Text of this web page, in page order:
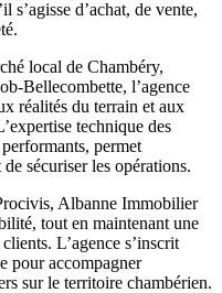
s’agisse d’achat, de vente,
local de Chambéry,
Bellecombette, l’agence
réalités du terrain et aux
technique des
permet
sécuriser les opérations.
Albanne Immobilier
tout en maintenant une
L’agence s’inscrit
pour accompagner
sur le territoire chambérien.